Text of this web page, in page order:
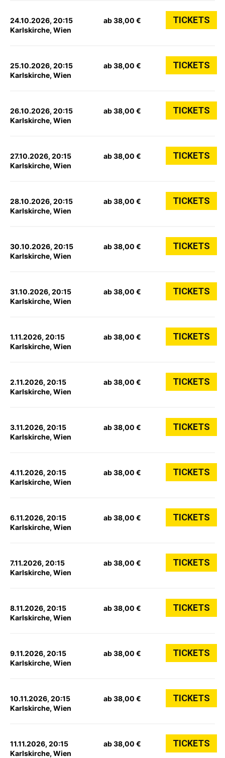
24.10.2026, 20:15
Karlskirche, Wien
ab 38,00 € TICKETS
25.10.2026, 20:15
Karlskirche, Wien
ab 38,00 € TICKETS
26.10.2026, 20:15
Karlskirche, Wien
ab 38,00 € TICKETS
27.10.2026, 20:15
Karlskirche, Wien
ab 38,00 € TICKETS
28.10.2026, 20:15
Karlskirche, Wien
ab 38,00 € TICKETS
30.10.2026, 20:15
Karlskirche, Wien
ab 38,00 € TICKETS
31.10.2026, 20:15
Karlskirche, Wien
ab 38,00 € TICKETS
1.11.2026, 20:15
Karlskirche, Wien
ab 38,00 € TICKETS
2.11.2026, 20:15
Karlskirche, Wien
ab 38,00 € TICKETS
3.11.2026, 20:15
Karlskirche, Wien
ab 38,00 € TICKETS
4.11.2026, 20:15
Karlskirche, Wien
ab 38,00 € TICKETS
6.11.2026, 20:15
Karlskirche, Wien
ab 38,00 € TICKETS
7.11.2026, 20:15
Karlskirche, Wien
ab 38,00 € TICKETS
8.11.2026, 20:15
Karlskirche, Wien
ab 38,00 € TICKETS
9.11.2026, 20:15
Karlskirche, Wien
ab 38,00 € TICKETS
10.11.2026, 20:15
Karlskirche, Wien
ab 38,00 € TICKETS
11.11.2026, 20:15
Karlskirche, Wien
ab 38,00 € TICKETS